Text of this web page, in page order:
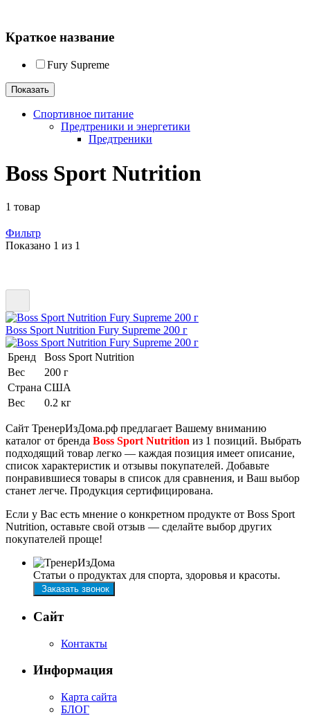
Краткое название
Fury Supreme
Показать
Спортивное питание
Предтреники и энергетики
Предтреники
Boss Sport Nutrition
1 товар
Фильтр
Показано 1 из 1
Boss Sport Nutrition Fury Supreme 200 г
Бренд
Boss Sport Nutrition
Вес
200 г
Страна США
Вес
0.2 кг
Сайт ТренерИзДома.рф предлагает Вашему вниманию
каталог от бренда Boss Sport Nutrition из 1 позиций. Выбрать
подходящий товар легко — каждая позиция имеет описание,
список характеристик и отзывы покупателей. Добавьте
понравившиеся товары в список для сравнения, и Ваш выбор
станет легче. Продукция сертифицирована.
Если у Вас есть мнение о конкретном продукте от Boss Sport
Nutrition, оставьте свой отзыв — сделайте выбор других
покупателей проще!
Статьи о продуктах для спорта, здоровья и красоты.
Заказать звонок
Сайт
Контакты
Информация
Карта сайта
БЛОГ